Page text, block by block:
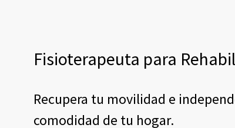
Fisioterapeuta para
Recupera tu movilidad e
comodidad de tu hogar.